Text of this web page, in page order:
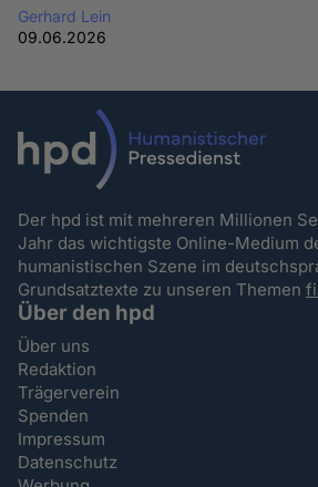
Gerhard Lein
09.06.2026
Der hpd ist mit mehreren Millionen
Jahr das wichtigste Online-Medium
humanistischen Szene im
Grundsatztexte zu unseren Themen
Über den hpd
Über uns
Redaktion
Trägerverein
Spenden
Impressum
Datenschutz